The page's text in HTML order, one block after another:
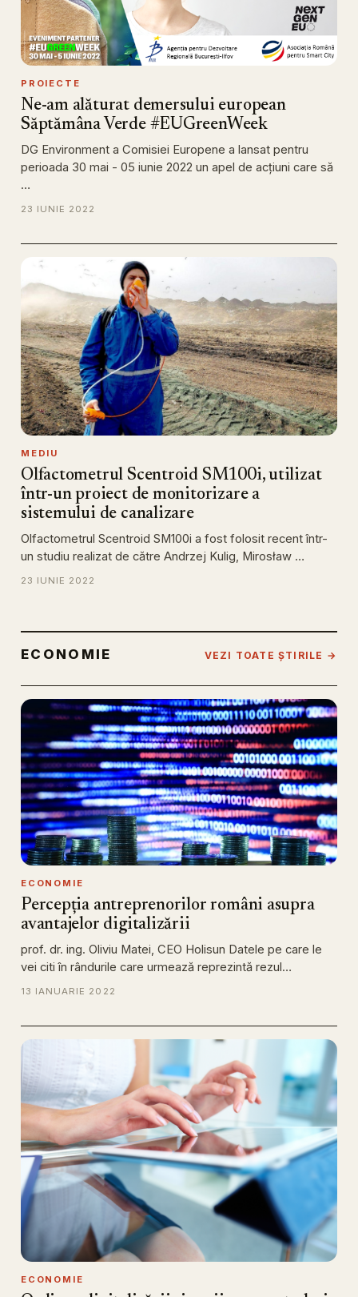
PROIECTE
Ne-am alăturat demersului european
Săptămâna Verde #EUGreenWeek
DG Environment a Comisiei Europene a lansat pentru
perioada 30 mai - 05 iunie 2022 un apel de acţiuni care să
…
23 IUNIE 2022
MEDIU
Olfactometrul Scentroid SM100i, utilizat
într-un proiect de monitorizare a
sistemului de canalizare
Olfactometrul Scentroid SM100i a fost folosit recent într-
un studiu realizat de către Andrzej Kulig, Mirosław …
23 IUNIE 2022
ECONOMIE VEZI TOATE ȘTIRILE →
ECONOMIE
Percepția antreprenorilor români asupra
avantajelor digitalizării
prof. dr. ing. Oliviu Matei, CEO Holisun Datele pe care le
vei citi în rândurile care urmează reprezintă rezul…
13 IANUARIE 2022
ECONOMIE